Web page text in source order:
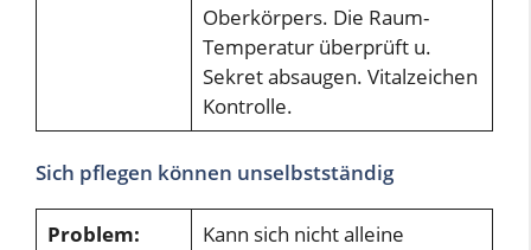
Oberkörpers. Die Raum-
Temperatur überprüft u.
Sekret absaugen. Vitalzeichen
Kontrolle.
Sich pflegen können unselbstständig
Problem:
Kann sich nicht alleine